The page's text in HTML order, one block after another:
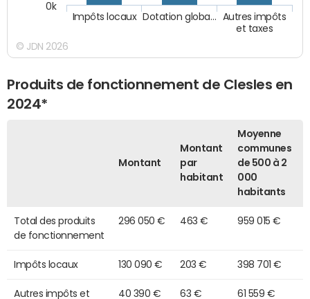
Autres impôts
et taxes
Dotation globa…
Impôts locaux
0k
© JDN 2026
Produits de fonctionnement de Clesles en
2024*
Montant
Montant
par
habitant
Moyenne
communes
de 500 à 2
000
habitants
Total des produits
de fonctionnement
296 050 € 463 € 959 015 €
Impôts locaux 130 090 € 203 € 398 701 €
Autres impôts et
40 390 € 63 € 61 559 €